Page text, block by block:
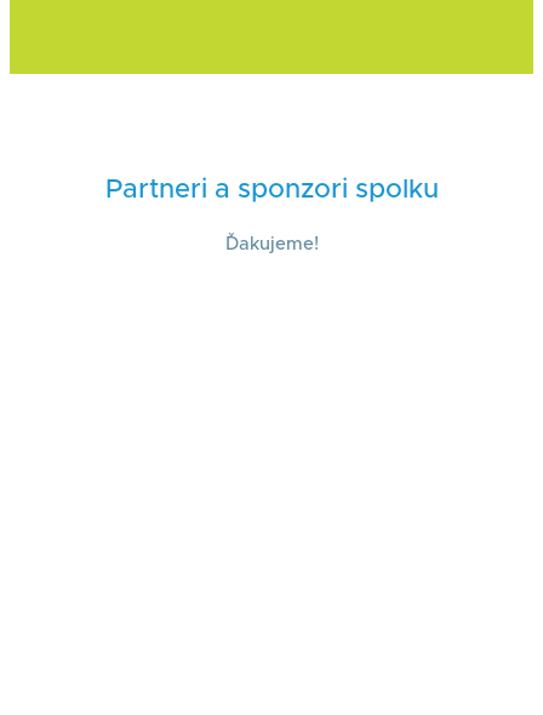
Partneri a sponzori spolku
Ďakujeme!